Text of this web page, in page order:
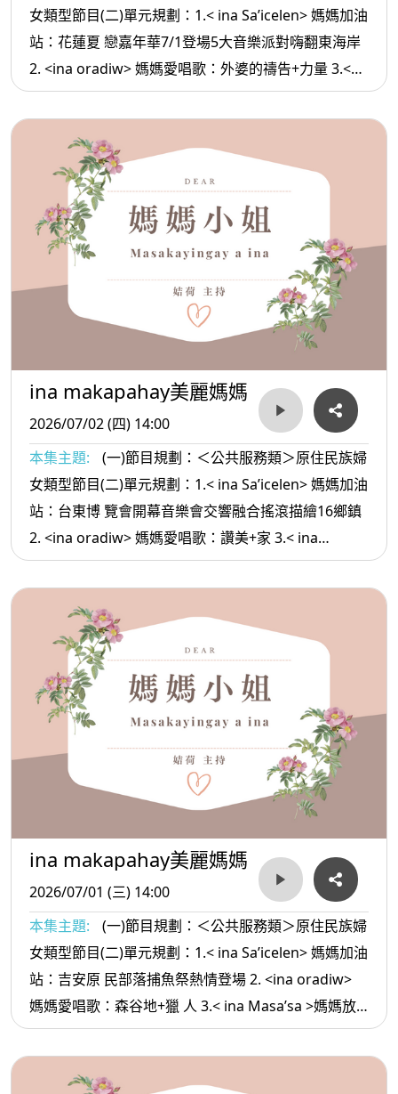
女類型節目(二)單元規劃：1.< ina Sa’icelen> 媽媽加油
站：花蓮夏 戀嘉年華7/1登場5大音樂派對嗨翻東海岸
2. <ina oradiw> 媽媽愛唱歌：外婆的禱告+力量 3.<
ina Masa’sa >媽媽放輕鬆: 有錢人不想讓你知道的答案
ina makapahay美麗媽媽
2026/07/02 (四) 14:00
本集主題:
(一)節目規劃：＜公共服務類＞原住民族婦
女類型節目(二)單元規劃：1.< ina Sa’icelen> 媽媽加油
站：台東博 覽會開幕音樂會交響融合搖滾描繪16鄉鎮
2. <ina oradiw> 媽媽愛唱歌：讚美+家 3.< ina
Masa’sa >媽媽放輕鬆:理財觀念
ina makapahay美麗媽媽
2026/07/01 (三) 14:00
本集主題:
(一)節目規劃：＜公共服務類＞原住民族婦
女類型節目(二)單元規劃：1.< ina Sa’icelen> 媽媽加油
站：吉安原 民部落捕魚祭熱情登場 2. <ina oradiw>
媽媽愛唱歌：森谷地+獵 人 3.< ina Masa’sa >媽媽放
輕鬆:能看透 的都是高手